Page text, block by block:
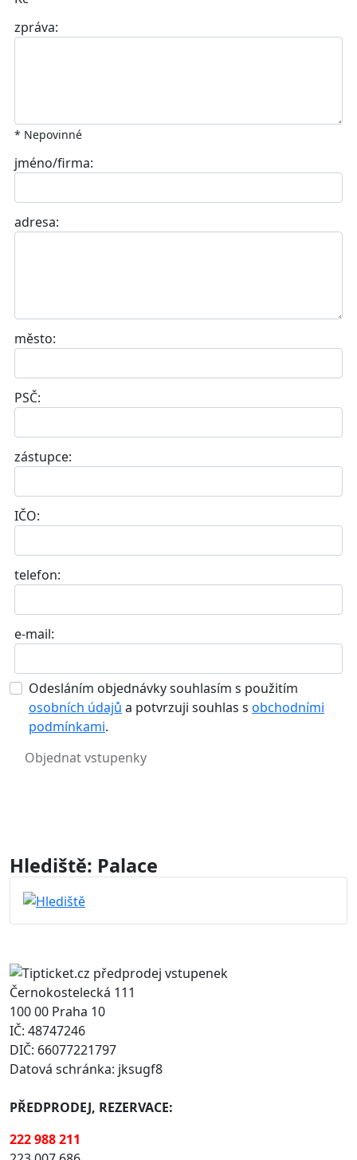
zpráva:
* Nepovinné
jméno/firma:
adresa:
město:
PSČ:
zástupce:
IČO:
telefon:
e-mail:
Odesláním objednávky souhlasím s použitím
osobních údajů a potvrzuji souhlas s obchodními
podmínkami.
Hlediště: Palace
Černokostelecká 111
100 00 Praha 10
IČ: 48747246
DIČ: 66077221797
Datová schránka: jksugf8
PŘEDPRODEJ, REZERVACE:
222 988 211